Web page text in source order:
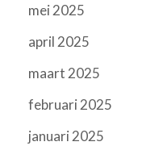
mei 2025
april 2025
maart 2025
februari 2025
januari 2025